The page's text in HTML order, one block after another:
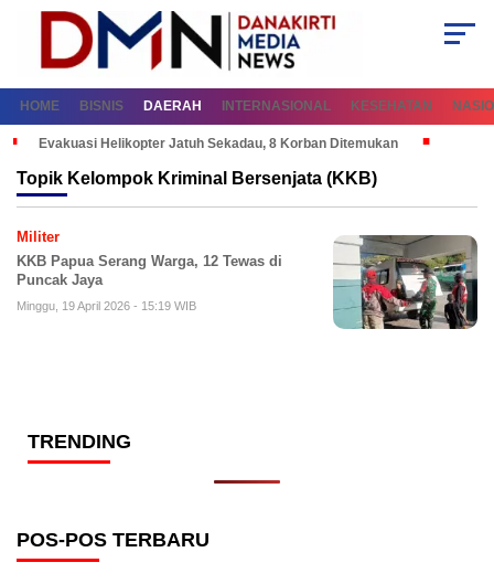
HOME BISNIS DAERAH INTERNASIONAL KESEHATAN
Evakuasi Helikopter Jatuh Sekadau, 8 Korban Ditemukan
Topik Kelompok Kriminal Bersenjata (KKB)
Militer
KKB Papua Serang Warga, 12 Tewas di
Puncak Jaya
Minggu, 19 April 2026 - 15:19 WIB
TRENDING
POS-POS TERBARU